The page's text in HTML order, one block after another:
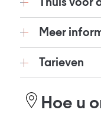
Thuis voor
Meer
Tarieven
Hoe u